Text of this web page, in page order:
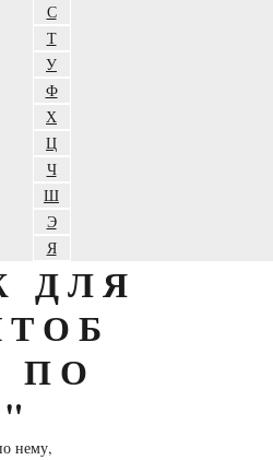
С
Т
У
Ф
Х
Ц
Ч
Ш
Э
Я
ДЛЯ
ПО
нему,